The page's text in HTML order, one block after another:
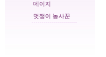
데이지
멋쟁이 농사꾼